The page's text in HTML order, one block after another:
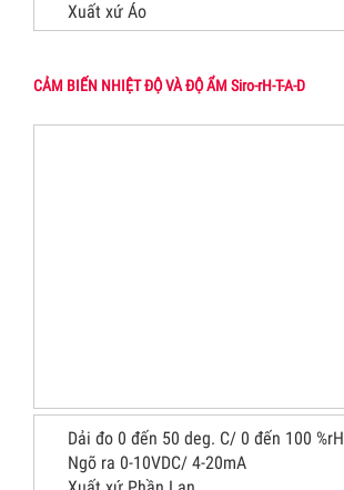
Xuất xứ Áo
CẢM BIẾN NHIỆT ĐỘ VÀ ĐỘ ẨM Siro-rH-T-A-D
Dải đo 0 đến 50 deg. C/ 0 đến 100 %rH
Ngõ ra 0-10VDC/ 4-20mA